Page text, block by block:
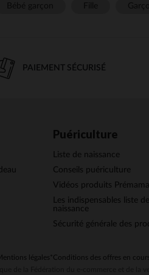
PAIEMENT SÉCURISÉ
Puériculture
Liste de naissance
Conseils puériculture
Vidéos produits
Les indispensables liste de
naissance
Sécurité générale des
légales *Conditions des offres en cours